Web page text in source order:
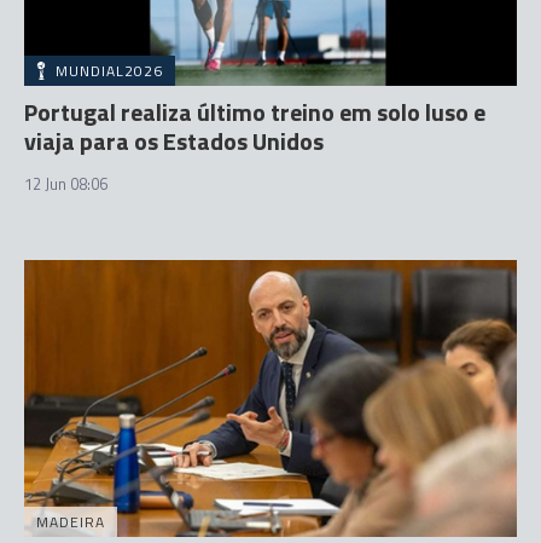
MUNDIAL2026
Portugal realiza último treino em solo luso e
viaja para os Estados Unidos
12 Jun 08:06
MADEIRA